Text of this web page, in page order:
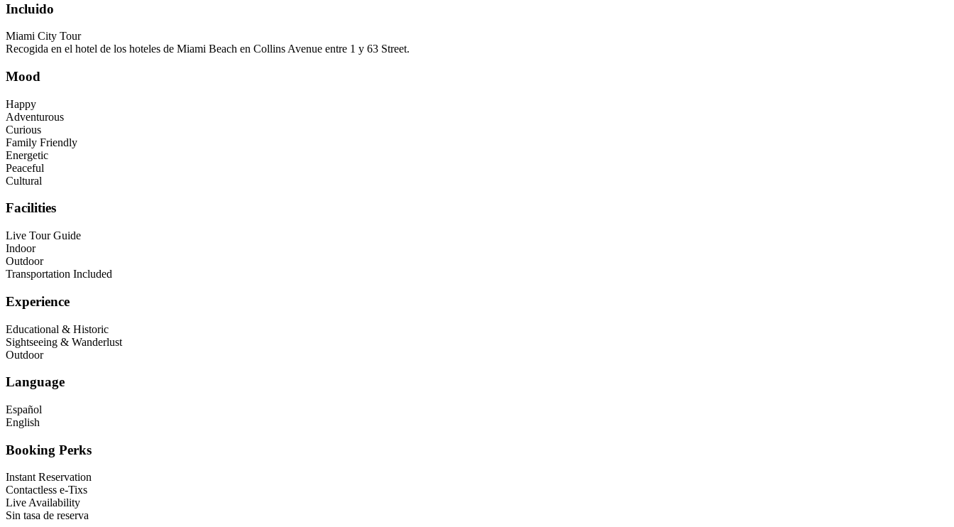
Incluido
Miami City Tour
Recogida en el hotel de los hoteles de Miami Beach en Collins Avenue entre 1 y 63 Street.
Mood
Happy
Adventurous
Curious
Family Friendly
Energetic
Peaceful
Cultural
Facilities
Live Tour Guide
Indoor
Outdoor
Transportation Included
Experience
Educational & Historic
Sightseeing & Wanderlust
Outdoor
Language
Español
English
Booking Perks
Instant Reservation
Contactless e-Tixs
Live Availability
Sin tasa de reserva